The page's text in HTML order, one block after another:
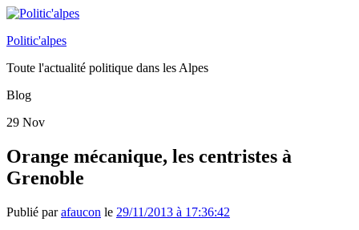
Politic'alpes
Toute l'actualité politique dans les Alpes
Blog
29 Nov
Orange mécanique, les centristes à
Grenoble
Publié parafaucon le 29/11/2013 à 17:36:42